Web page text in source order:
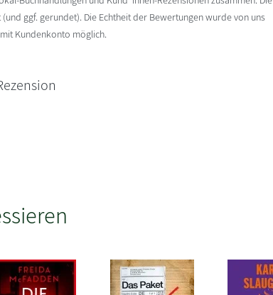
ggf. gerundet). Die Echtheit der Bewertungen wurde von uns
Kundenkonto möglich.